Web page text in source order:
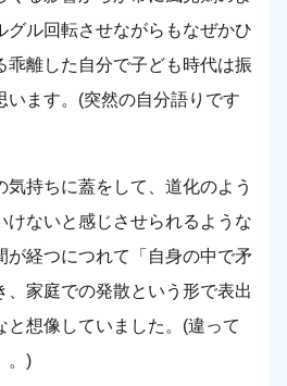
グル回転させながらもなぜかひ
乖離した自分で子ども時代は振
います。(突然の自分語りです
気持ちに蓋をして、道化のよう
けないと感じさせられるような
が経つにつれて「自身の中で矛
、家庭での発散という形で表出
と想像していました。(違って
。)